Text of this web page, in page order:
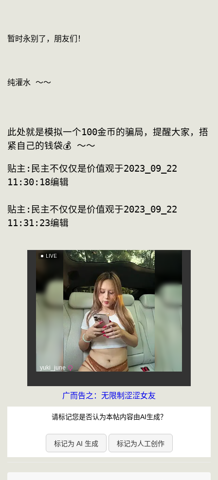
暂时永别了，朋友们！
纯灌水 ～～
此处就是模拟一个100金币的骗局，提醒大家，捂
紧自己的钱袋💰 ～～
贴主:民主不仅仅是价值观于2023_09_22
贴主:民主不仅仅是价值观于2023_09_22
11:31:23编辑
广而告之：无限制涩涩女友
请标记您是否认为本帖内容由AI生成？
标记为 AI 生成 标记为人工创作